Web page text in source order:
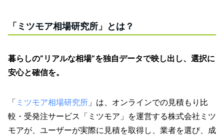
「ミツモア相場研究所」とは？
暮らしの”リアルな相場”を独自データで映し出し、選択に
安心と確信を。
「 ミツモア相場研究所 」は、オンラインでの見積もり比
較・受発注サービス「ミツモア」を運営する株式会社ミツ
モアが、ユーザーが実際に見積を取得し、業者を選び、成